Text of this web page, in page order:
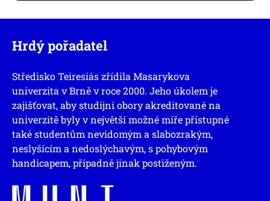
Hrdý pořadatel
Středisko Teiresiás zřídila Masarykova
univerzita v Brně v roce 2000. Jeho úkolem je
zajišťovat, aby studijní obory akreditované na
univerzitě byly v největší možné míře přístupné
také studentům nevidomým a slabozrakým,
neslyšícím a nedoslýchavým, s pohybovým
handicapem, případně jinak postiženým.